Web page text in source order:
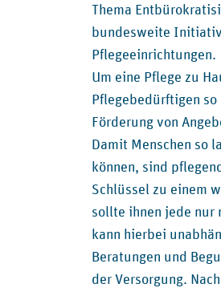
Thema
bundesweite
Pflegeeinrichtungen.
Um eine Pflege zu
Pflegebedürftigen
Förderung von
Damit Menschen so
können, sind
Schlüssel zu einem
sollte ihnen jede nur
kann hierbei
Beratungen und
der Versorgung.